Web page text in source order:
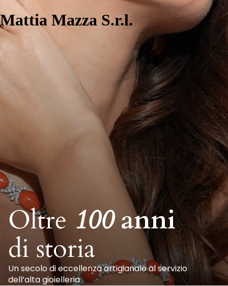
Mattia Mazza S.r.l.
Donna
Oltre 100anni
di storia
Un secolo di eccellenza artigianale al servizio
dell’alta gioielleria